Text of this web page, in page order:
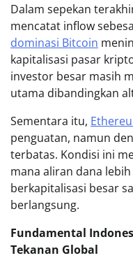
Dalam sepekan
mencatat inflow
dominasi Bitcoin
kapitalisasi pasar
investor besar masih
utama dibandingkan
Sementara itu,
penguatan, namun
terbatas. Kondisi ini
mana aliran dana
berkapitalisasi besar
berlangsung.
Fundamental
Tekanan Global